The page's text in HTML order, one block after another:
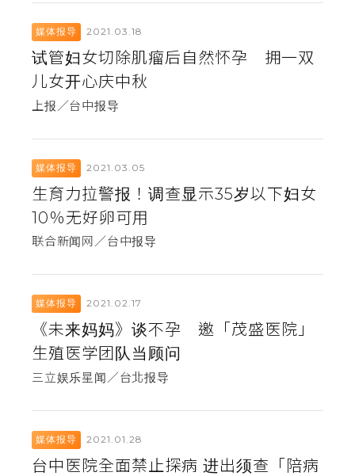
媒体报导 2021.03.18
试管妇女切除肌瘤后自然怀孕 拥一双
儿女开心庆中秋
上报／台中报导
媒体报导 2021.03.05
生育力拉警报！调查显示35岁以下妇女
10％无好卵可用
联合新闻网／台中报导
媒体报导 2021.02.17
《未来妈妈》谈不孕 邀「茂盛医院」
生殖医学团队当顾问
三立娱乐星闻／台北报导
媒体报导 2021.01.28
台中医院全面禁止探病 进出须查「陪病